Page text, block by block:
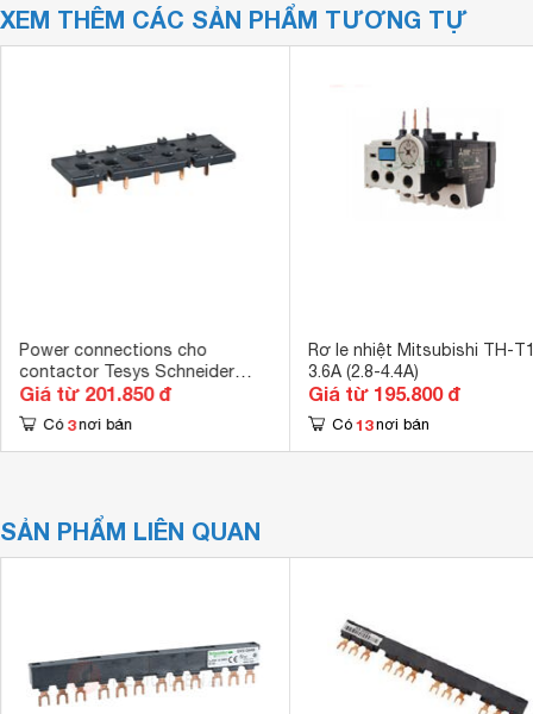
XEM THÊM CÁC SẢN PHẨM TƯƠNG TỰ
Power connections cho
contactor Tesys Schneider
LAD9V5
Giá từ 201.850 đ
Có 3 nơi bán
Rơ le nhiệt Mitsubishi TH-
3.6A (2.8-4.4A)
Giá từ 195.800 đ
Có 13 nơi bán
SẢN PHẨM LIÊN QUAN